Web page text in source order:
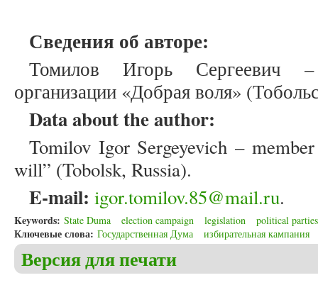
Сведения об авторе:
Томилов Игорь Сергеевич –
организации «Добрая воля»
Data about the author:
Tomilov Igor Sergeyevich –
will” (Tobolsk, Russia).
E-mail: igor.tomilov.85@mail.ru.
Keywords: State Duma election campaign legislation political parties
Ключевые слова: Государственная Дума избирательная кампания
Версия для печати